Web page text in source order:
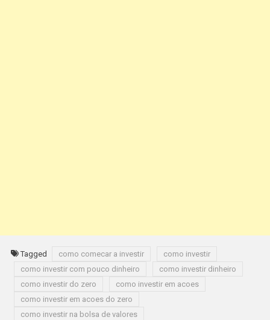
Tagged como comecar a investir
como investir
como investir com pouco dinheiro
como investir dinheiro
como investir do zero
como investir em acoes
como investir em acoes do zero
como investir na bolsa de valores